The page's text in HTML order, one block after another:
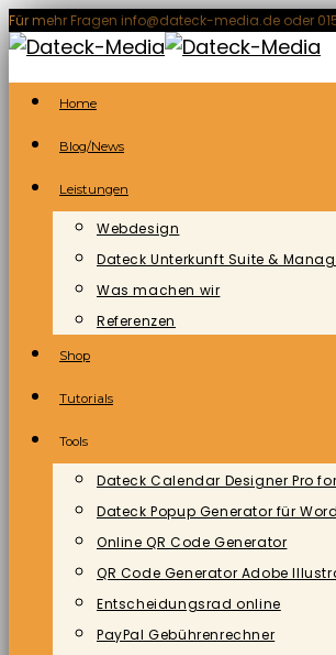
Zum
Inhalt
springen
Für mehr Fragen info@dateck-media.de oder
Home
Blog/News
Leistungen
Webdesign
Dateck Unterkunft Suite &
Was machen wir
Referenzen
Shop
Tutorials
Tools
Dateck Calendar Designer Pro
Dateck Popup Generator für
Online QR Code Generator
QR Code Generator Adobe
Entscheidungsrad online
PayPal Gebührenrechner